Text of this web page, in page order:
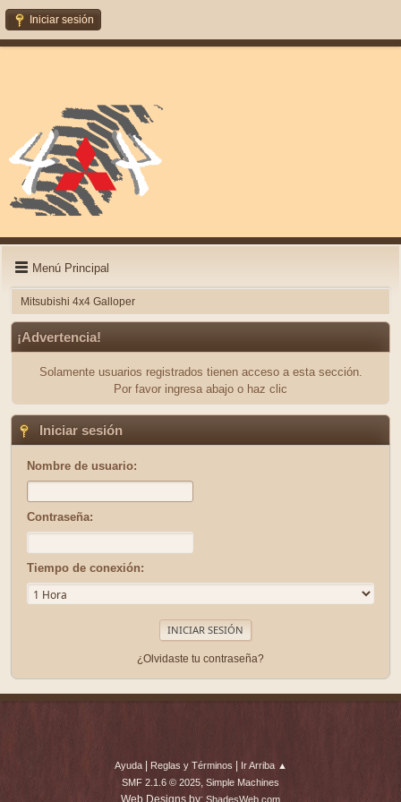
Iniciar sesión
Menú Principal
Mitsubishi 4x4 Galloper
¡Advertencia!
Solamente usuarios registrados tienen acceso a esta sección.
Por favor ingresa abajo o haz clic
Iniciar sesión
Nombre de usuario:
Contraseña:
Tiempo de conexión:
¿Olvidaste tu contraseña?
Ayuda| Reglas y Términos
Ir Arriba ▲
SMF 2.1.6 © 2025, Simple Machines
ShadesWeb.com